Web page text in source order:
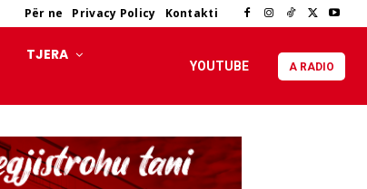
Për ne Privacy Policy Kontakti
TJERA
YOUTUBE A RADIO